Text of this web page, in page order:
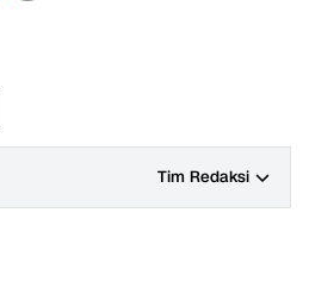
Tim Redaksi